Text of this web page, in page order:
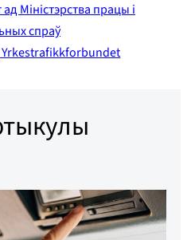
Міністэрства працы і
спраў
Yrkestrafikkforbundet